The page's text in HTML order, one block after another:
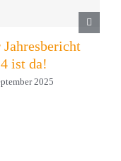
Jahresbericht
ist da!
2025